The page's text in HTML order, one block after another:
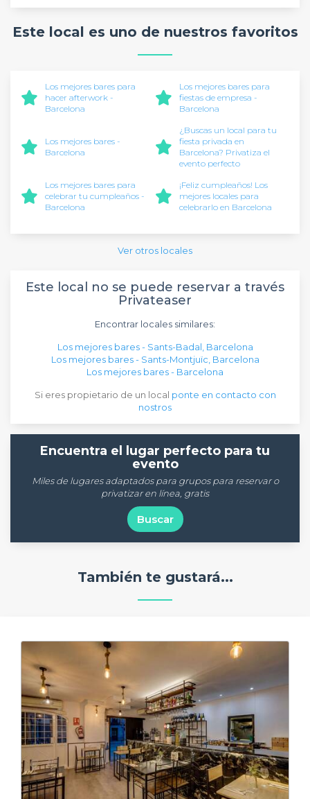
Este local es uno de nuestros favoritos
Los mejores bares para
hacer afterwork -
Barcelona
Los mejores bares para
fiestas de empresa -
Barcelona
Los mejores bares -
Barcelona
¿Buscas un local para tu
fiesta privada en
Barcelona? Privatiza el
evento perfecto
Los mejores bares para
celebrar tu cumpleaños -
Barcelona
¡Feliz cumpleaños! Los
mejores locales para
celebrarlo en Barcelona
Ver otros locales
Este local no se puede reservar a través
Privateaser
Encontrar locales similares:
Los mejores bares - Sants-Badal, Barcelona
Los mejores bares - Sants-Montjuïc, Barcelona
Los mejores bares - Barcelona
Si eres propietario de un local ponte en contacto con
nostros
Encuentra el lugar perfecto para tu
evento
Miles de lugares adaptados para grupos para reservar o
privatizar en línea, gratis
Buscar
También te gustará...